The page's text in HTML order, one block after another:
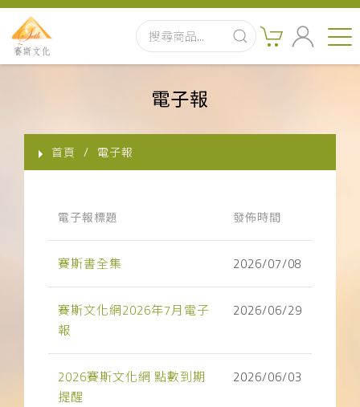
實體出版品
關於我們
下載APP
電子報
首頁 電子報
電子報標題 發佈時間
賽斯書全集 2026/07/08
賽斯文化網2026年7月電子
報
2026/06/29
2026賽斯文化網 點數到期
提醒
2026/06/03